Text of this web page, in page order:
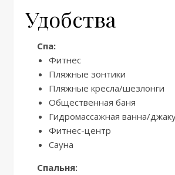
Удобства
Спа:
Фитнес
Пляжные зонтики
Пляжные кресла/шезлонги
Общественная баня
Гидромассажная ванна/
Фитнес-центр
Сауна
Спальня: